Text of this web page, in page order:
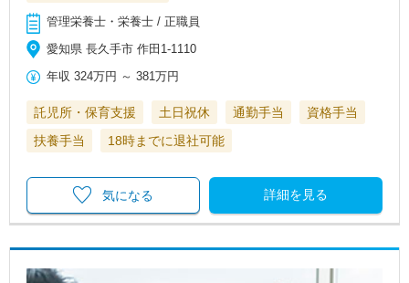
管理栄養士・栄養士 / 正職員
愛知県 長久手市 作田1-1110
年収 324万円 ～381万円
託児所・保育支援 土日祝休 通勤手当
資格手当
扶養手当
18時までに退社可能
詳細を見る
気になる